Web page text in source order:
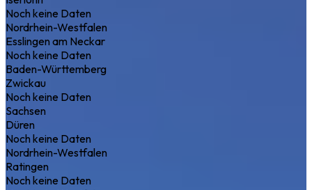
Noch keine Daten
Nordrhein-Westfalen
Esslingen am Neckar
Noch keine Daten
Baden-Württemberg
Zwickau
Noch keine Daten
Sachsen
Düren
Noch keine Daten
Nordrhein-Westfalen
Ratingen
Noch keine Daten